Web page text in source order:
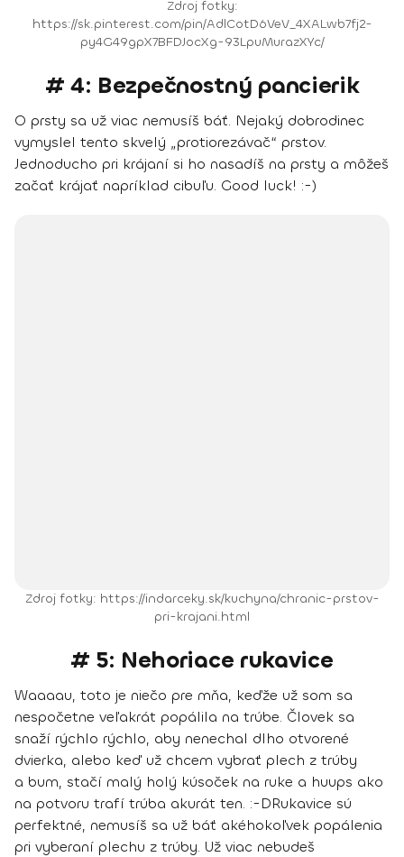
Zdroj fotky:
https://sk.pinterest.com/pin/AdlCotD6VeV_4XALwb7fj2-
py4G49gpX7BFDJocXg-93LpuMurazXYc/
# 4: Bezpečnostný pancierik
O prsty sa už viac nemusíš báť. Nejaký dobrodinec
vymyslel tento skvelý „protiorezávač“ prstov.
Jednoducho pri krájaní si ho nasadíš na prsty a môžeš
začať krájať napríklad cibuľu. Good luck! :-)
Zdroj fotky: https://indarceky.sk/kuchyna/chranic-prstov-
pri-krajani.html
# 5: Nehoriace rukavice
Waaaau, toto je niečo pre mňa, keďže už som sa
nespočetne veľakrát popálila na trúbe. Človek sa
snaží rýchlo rýchlo, aby nenechal dlho otvorené
dvierka, alebo keď už chcem vybrať plech z trúby
a bum, stačí malý holý kúsoček na ruke a huups ako
na potvoru trafí trúba akurát ten. :-DRukavice sú
perfektné, nemusíš sa už báť akéhokoľvek popálenia
pri vyberaní plechu z trúby. Už viac nebudeš